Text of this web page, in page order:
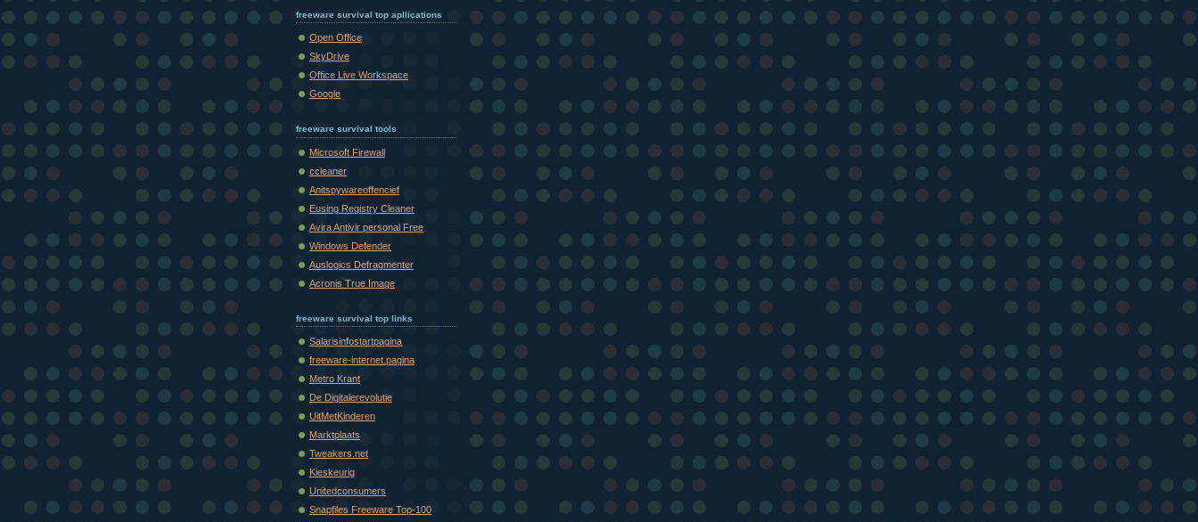
freeware survival top apllications
Open Office
SkyDrive
Office Live Workspace
Google
freeware survival tools
Microsoft Firewall
ccleaner
Anitspywareoffencief
Eusing Registry Cleaner
Avira Antivir personal Free
Windows Defender
Auslogics Defragmenter
Acronis True Image
freeware survival top links
Salarisinfostartpagina
freeware-internet.pagina
Metro Krant
De Digitalerevolutie
UitMetKinderen
Marktplaats
Tweakers.net
Kieskeurig
Unitedconsumers
Snapfiles Freeware Top-100